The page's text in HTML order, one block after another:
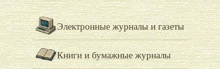
Электронные журналы и газеты
Книги и бумажные журналы